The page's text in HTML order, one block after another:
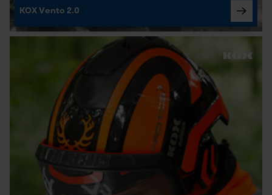
KOX Vento 2.0
Statistik Cookies
Econda Analytics
Mouseflow Web Analytics Tool
Fact-Finder Tracking